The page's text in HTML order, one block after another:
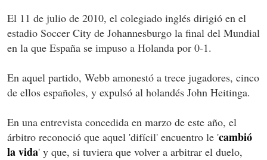
El 11 de julio de 2010, el colegiado inglés dirigió en el
estadio Soccer City de Johannesburgo la final del Mundial
en la que España se impuso a Holanda por 0-1.
En aquel partido, Webb amonestó a trece jugadores, cinco
de ellos españoles, y expulsó al holandés John Heitinga.
En una entrevista concedida en marzo de este año, el
árbitro reconoció que aquel 'difícil' encuentro le 'cambió
la vida' y que, si tuviera que volver a arbitrar el duelo,